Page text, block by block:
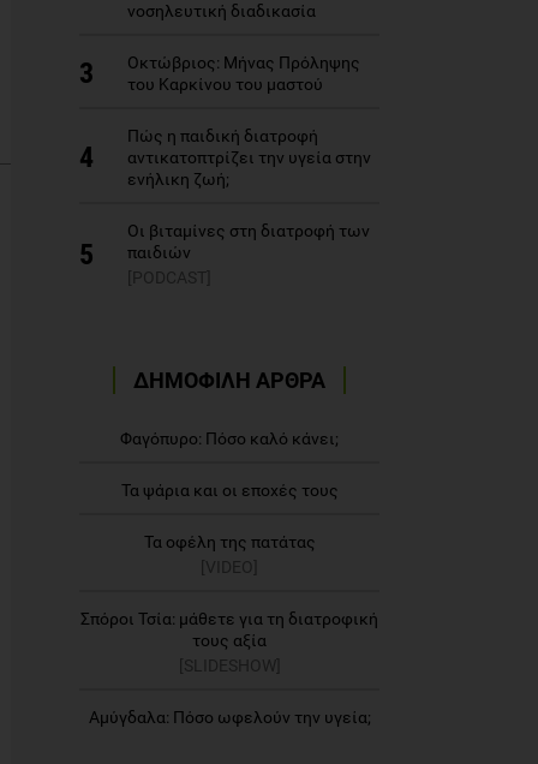
νοσηλευτική διαδικασία
3
Οκτώβριος: Μήνας Πρόληψης
του Καρκίνου του μαστού
4
Πώς η παιδική διατροφή
αντικατοπτρίζει την υγεία στην
ενήλικη ζωή;
5
Οι βιταμίνες στη διατροφή των
παιδιών
[PODCAST]
ΔΗΜΟΦΙΛΗ ΑΡΘΡΑ
Φαγόπυρο: Πόσο καλό κάνει;
Τα ψάρια και οι εποχές τους
Τα οφέλη της πατάτας
[VIDEO]
Σπόροι Τσία: μάθετε για τη διατροφική
τους αξία
[SLIDESHOW]
Αμύγδαλα: Πόσο ωφελούν την υγεία;